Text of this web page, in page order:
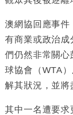
澳網協回應事
有商業或政治
們仍然非常關心
球協會（WTA
解其狀況，並將
其中一名遭要求